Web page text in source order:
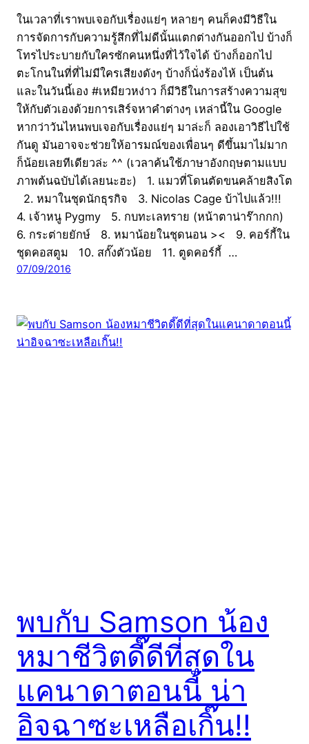
ในเวลาที่เราพบเจอกับเรื่องแย่ๆ หลายๆ คนก็คงมีวิธีใน
การจัดการกับความรู้สึกที่ไม่ดีนั้นแตกต่างกันออกไป บ้างก็
โทรไประบายกับใครซักคนหนึ่งที่ไว้ใจได้ บ้างก็ออกไป
ตะโกนในที่ที่ไม่มีใครเสียงดังๆ บ้างก็นั่งร้องไห้ เป็นต้น
และในวันนี้เอง #เหมียวหง่าว ก็มีวิธีในการสร้างความสุข
ให้กับตัวเองด้วยการเสิร์จหาคำต่างๆ เหล่านี้ใน Google
หากว่าวันไหนพบเจอกับเรื่องแย่ๆ มาล่ะก็ ลองเอาวิธีไปใช้
กันดู มันอาจจะช่วยให้อารมณ์ของเพื่อนๆ ดีขึ้นมาไม่มาก
ก็น้อยเลยทีเดียวล่ะ ^^ (เวลาค้นใช้ภาษาอังกฤษตามแบบ
ภาพต้นฉบับได้เลยนะฮะ) 1. แมวที่โดนตัดขนคล้ายสิงโต
2. หมาในชุดนักธุรกิจ 3. Nicolas Cage บ้าไปแล้ว!!!
4. เจ้าหนู Pygmy 5. กบทะเลทราย (หน้าตาน่าร๊ากกก)
6. กระต่ายยักษ์ 8. หมาน้อยในชุดนอน >< 9. คอร์กี้ใน
ชุดคอสตูม 10. สกั๊งตัวน้อย 11. ตูดคอร์กี้ …
07/09/2016
พบกับ Samson น้อง
หมาชีวิตดี๊ดีที่สุดใน
แคนาดาตอนนี้ น่า
อิจฉาซะเหลือเกิ๊น!!